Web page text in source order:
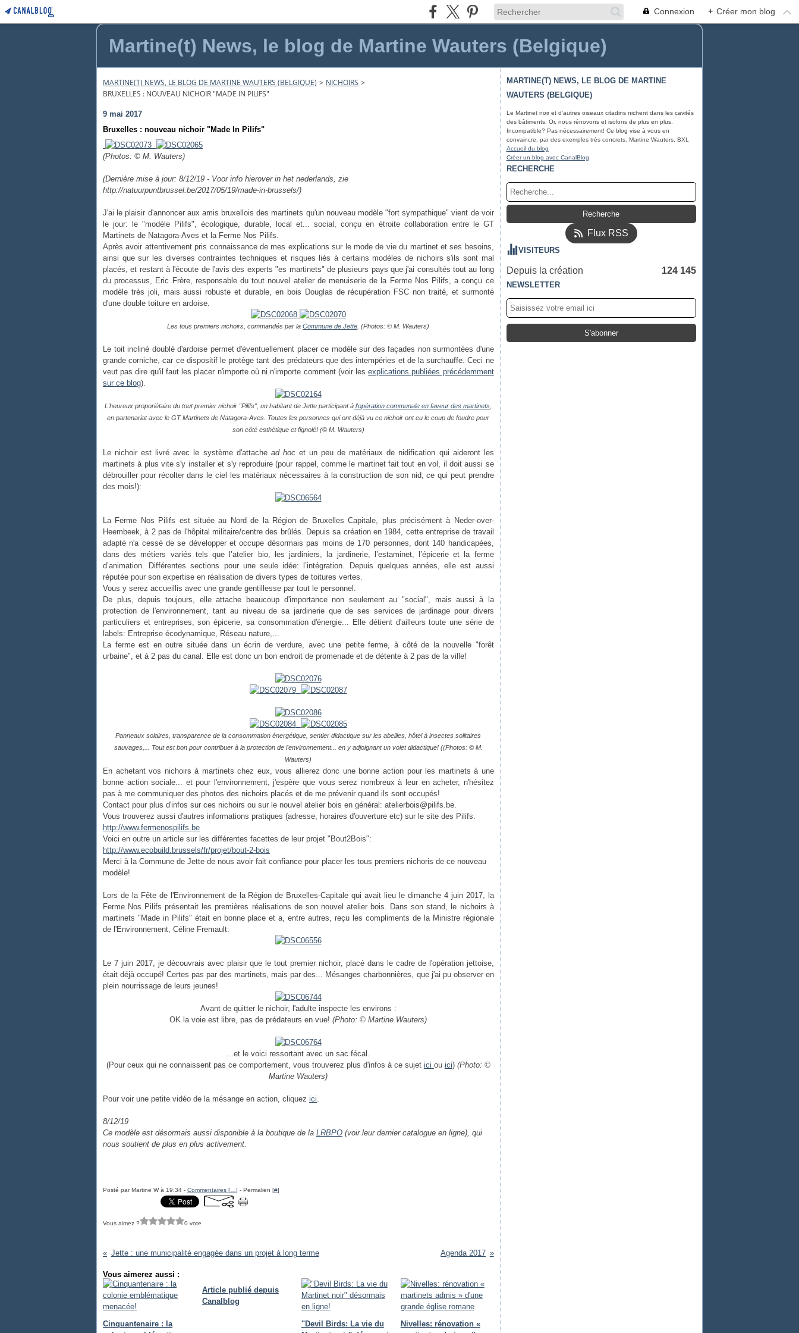
Connexion + Créer mon blog
Martine(t) News, le blog de Martine Wauters (Belgique)
MARTINE(T) NEWS, LE BLOG DE MARTINE WAUTERS (BELGIQUE) > NICHOIRS >
BRUXELLES : NOUVEAU NICHOIR "MADE IN PILIFS"
9 mai 2017
Bruxelles : nouveau nichoir "Made In Pilifs"
(Photos: © M. Wauters)
(Dernière mise à jour: 8/12/19 - Voor info hierover in het nederlands, zie
http://natuurpuntbrussel.be/2017/05/19/made-in-brussels/)
J'ai le plaisir d'annoncer aux amis bruxellois des martinets qu'un nouveau modèle "fort sympathique" vient de voir
le jour: le "modèle Pilifs", écologique, durable, local et... social, conçu en étroite collaboration entre le GT
Martinets de Natagora-Aves et la Ferme Nos Pilifs.
Après avoir attentivement pris connaissance de mes explications sur le mode de vie du martinet et ses besoins,
ainsi que sur les diverses contraintes techniques et risques liés à certains modèles de nichoirs s'ils sont mal
placés, et restant à l'écoute de l'avis des experts "es martinets" de plusieurs pays que j'ai consultés tout au long
du processus, Eric Frère, responsable du tout nouvel atelier de menuiserie de la Ferme Nos Pilifs, a conçu ce
modèle très joli, mais aussi robuste et durable, en bois Douglas de récupération FSC non traité, et surmonté
d'une double toiture en ardoise.
Les tous premiers nichoirs, commandés par laCommune de Jette . (Photos: © M. Wauters)
Le toit incliné doublé d'ardoise permet d'éventuellement placer ce modèle sur des façades non surmontées d'une
grande corniche, car ce dispositif le protège tant des prédateurs que des intempéries et de la surchauffe. Ceci ne
veut pas dire qu'il faut les placer n'importe où ni n'importe comment (voir lesexplications publiées précédemment
sur ce blog).
L'heureux proporiétaire du tout premier nichoir "Pilifs", un habitant de Jette participant à l'opération communale en faveur des martinets
en partenariat avec le GT Martinets de Natagora-Aves. Toutes les personnes qui ont déjà vu ce nichoir ont eu le coup de foudre pour
son côté esthétique et fignolé! (© M. Wauters)
Le nichoir est livré avec le système d'attache ad hocet un peu de matériaux de nidification qui aideront les
martinets à plus vite s'y installer et s'y reproduire (pour rappel, comme le martinet fait tout en vol, il doit aussi se
débrouiller pour récolter dans le ciel les matériaux nécessaires à la construction de son nid, ce qui peut prendre
des mois!):
La Ferme Nos Pilifs est située au Nord de la Région de Bruxelles Capitale, plus précisément à Neder-over-
Heembeek, à 2 pas de l'hôpital militaire/centre des brûlés. Depuis sa création en 1984, cette entreprise de travail
adapté n'a cessé de se développer et occupe désormais pas moins de 170 personnes, dont 140 handicapées,
dans des métiers variés tels que l’atelier bio, les jardiniers, la jardinerie, l’estaminet, l’épicerie et la ferme
d’animation. Différentes sections pour une seule idée:
l’intégration. Depuis quelques années, elle est aussi
réputée pour son expertise en réalisation de divers types de toitures vertes.
Vous y serez accueillis avec une grande gentillesse par tout le personnel.
De plus, depuis toujours, elle attache beaucoup d'importance non seulement au "social", mais aussi à la
protection de l'environnement, tant au niveau de sa jardinerie que de ses services de jardinage pour divers
particuliers et entreprises, son épicerie, sa consommation d'énergie... Elle détient d'ailleurs toute une série de
labels: Entreprise écodynamique, Réseau nature,...
La ferme est en outre située dans un écrin de verdure, avec une petite ferme, à côté de la nouvelle "forêt
urbaine", et à 2 pas du canal. Elle est donc un bon endroit de promenade et de détente à 2 pas de la ville!
Panneaux solaires, transparence de la consommation énergétique, sentier didactique sur les abeilles, hôtel à insectes solitaires
sauvages,... Tout est bon pour contribuer à la protection de l'environnement... en y adjoignant un volet didactique! ((Photos: © M.
Wauters)
En achetant vos nichoirs à martinets chez eux, vous allierez donc une bonne action pour les martinets à une
bonne action sociale... et pour l'environnement, j'espère que vous serez nombreux à leur en acheter, n'hésitez
pas à me communiquer des photos des nichoirs placés et de me prévenir quand ils sont occupés!
Contact pour plus d'infos sur ces nichoirs ou sur le nouvel atelier bois en général: atelierbois@pilifs.be.
Vous trouverez aussi d'autres informations pratiques (adresse, horaires d'ouverture etc) sur le site des Pilifs:
http://www.fermenospilifs.be
Voici en outre un article sur les différentes facettes de leur projet "Bout2Bois":
http://www.ecobuild.brussels/fr/projet/bout-2-bois
Merci à la Commune de Jette de nous avoir fait confiance pour placer les tous premiers nichoris de ce nouveau
modèle!
Lors de la Fête de l'Environnement de la Région de Bruxelles-Capitale qui avait lieu le dimanche 4 juin 2017, la
Ferme Nos Pilifs présentait les premières réalisations de son nouvel atelier bois. Dans son stand, le nichoirs à
martinets "Made in Pilifs" était en bonne place et a, entre autres, reçu les compliments de la Ministre régionale
de l'Environnement, Céline Fremault:
Le 7 juin 2017, je découvrais avec plaisir que le tout premier nichoir, placé dans le cadre de l'opération jettoise,
était déjà occupé! Certes pas par des martinets, mais par des... Mésanges charbonnières, que j'ai pu observer en
plein nourrissage de leurs jeunes!
Avant de quitter le nichoir, l'adulte inspecte les environs :
OK la voie est libre, pas de prédateurs en vue!(Photo: © Martine Wauters)
...et le voici ressortant avec un sac fécal.
(Pour ceux qui ne connaissent pas ce comportement, vous trouverez plus d'infos à ce sujet ici ou ici) (Photo: ©
Martine Wauters)
Pour voir une petite vidéo de la mésange en action, cliquez ici.
8/12/19
Ce modèle est désormais aussi disponible à la boutique de la LRBPO (voir leur dernier catalogue en ligne), qui
nous soutient de plus en plus activement.
Posté par Martine W à 19:34 - Commentaires [ ] - Permalien [#]
Vous aimez ? 0 vote
Jette : une municipalité engagée dans un projet à long terme Agenda 2017
Vous aimerez aussi :
Cinquantenaire : la
Article publié depuis
Canalblog
"Devil Birds: La vie du
Nivelles: rénovation «
MARTINE(T) NEWS, LE BLOG DE MARTINE
WAUTERS (BELGIQUE)
Le Martinet noir et d'autres oiseaux citadins nichent dans les cavités
des bâtiments. Or, nous rénovons et isolons de plus en plus.
Incompatible? Pas nécessairement! Ce blog vise à vous en
convaincre, par des exemples très concrets. Martine Wauters, BXL
Accueil du blog
Créer un blog avec CanalBlog
RECHERCHE
Flux RSS
VISITEURS
Depuis la création 124 145
NEWSLETTER